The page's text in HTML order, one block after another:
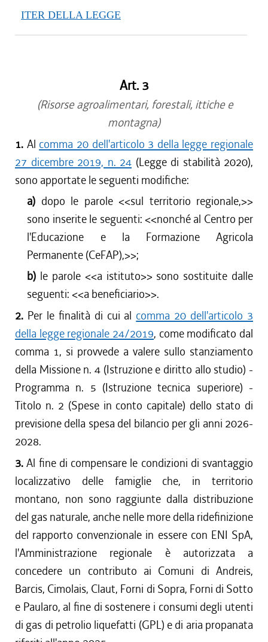
ITER DELLA LEGGE
Art. 3
(Risorse agroalimentari, forestali, ittiche e
montagna)
1. Al comma 20 dell'articolo 3 della legge regionale
27 dicembre 2019, n. 24 (Legge di stabilità 2020),
sono apportate le seguenti modifiche:
a) dopo le parole <<sul territorio regionale,>>
sono inserite le seguenti: <<nonché al Centro per
l'Educazione e la Formazione Agricola
Permanente (CeFAP),>>;
b) le parole <<a istituto>> sono sostituite dalle
seguenti: <<a beneficiario>>.
2. Per le finalità di cui al comma 20 dell'articolo 3
della legge regionale 24/2019, come modificato dal
comma 1, si provvede a valere sullo stanziamento
della Missione n. 4 (Istruzione e diritto allo studio) -
Programma n. 5 (Istruzione tecnica superiore) -
Titolo n. 2 (Spese in conto capitale) dello stato di
previsione della spesa del bilancio per gli anni 2026-
2028.
3.Al fine di compensare le condizioni di svantaggio
localizzativo delle famiglie che, in territorio
montano, non sono raggiunte dalla distribuzione
del gas naturale, anche nelle more della ridefinizione
del rapporto convenzionale in essere con ENI SpA,
l'Amministrazione regionale è autorizzata a
concedere un contributo ai Comuni di Andreis,
Barcis, Cimolais, Claut, Forni di Sopra, Forni di Sotto
e Paularo, al fine di sostenere i consumi degli utenti
di gas di petrolio liquefatti (GPL) e di aria propanata